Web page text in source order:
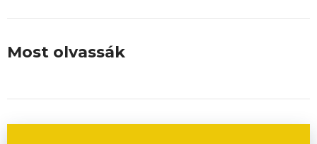
Most olvassák